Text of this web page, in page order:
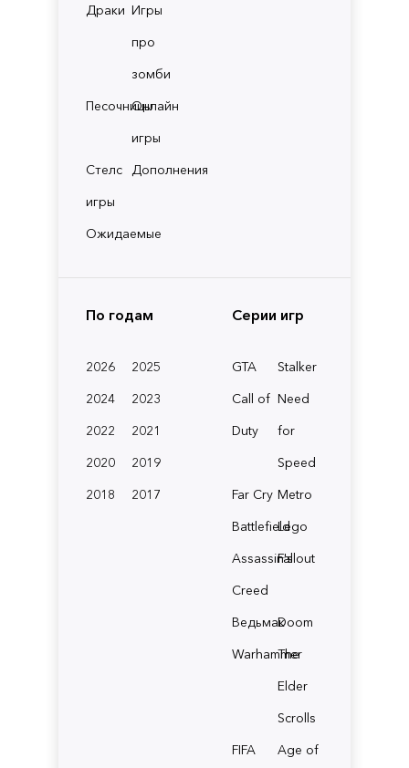
Драки Игры
про
зомби
ПесочницыОнлайн
игры
Стелс
игры
Дополнения
Ожидаемые
По годам
2026
2025
2024
2023
2022
2021
2020
2019
2018
2017
Серии игр
GTA
Stalker
Call of
Duty
Need
for
Speed
Far Cry Metro
BattlefieldLego
Assassin's
Creed
Fallout
ВедьмакDoom
Warhammer
The
Elder
Scrolls
FIFA
Age of